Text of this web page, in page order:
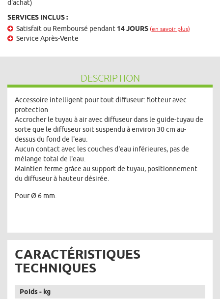
d'achat)
SERVICES INCLUS :
Satisfait ou Remboursé pendant 14 JOURS (en savoir plus)
Service Après-Vente
DESCRIPTION
Accessoire intelligent pour tout diffuseur: flotteur avec
protection
Accrocher le tuyau à air avec diffuseur dans le guide-tuyau de
sorte que le diffuseur soit suspendu à environ 30 cm au-
dessus du fond de l'eau.
Aucun contact avec les couches d'eau inférieures, pas de
mélange total de l'eau.
Maintien ferme grâce au support de tuyau, positionnement
du diffuseur à hauteur désirée.
Pour Ø 6 mm.
CARACTÉRISTIQUES
TECHNIQUES
Poids - kg